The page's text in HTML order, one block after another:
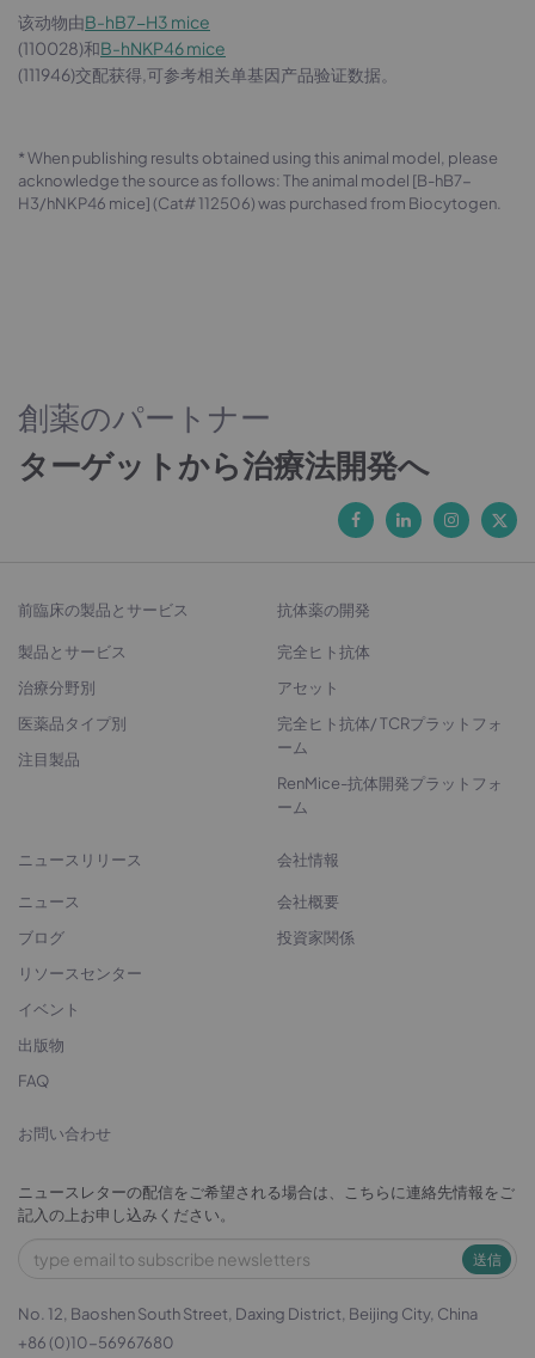
该动物由B-hB7-H3 mice
(110028)和B-hNKP46 mice
(111946)交配获得,可参考相关单基因产品验证数据。
* When publishing results obtained using this animal model, please
acknowledge the source as follows: The animal model [B-hB7-
H3/hNKP46 mice] (Cat# 112506) was purchased from Biocytogen.
創薬のパートナー
ターゲットから治療法開発へ
前臨床の製品とサービス
製品とサービス
治療分野別
医薬品タイプ別
注目製品
抗体薬の開発
完全ヒト抗体
アセット
完全ヒト抗体/ TCRプラットフォ
ーム
RenMice-抗体開発プラットフォ
ーム
ニュースリリース
ニュース
ブログ
リソースセンター
イベント
出版物
FAQ
会社情報
会社概要
投資家関係
お問い合わせ
ニュースレターの配信をご希望される場合は、こちらに連絡先情報をご
記入の上お申し込みください。
送信
No. 12, Baoshen South Street, Daxing District, Beijing City, China
+86 (0)10-56967680